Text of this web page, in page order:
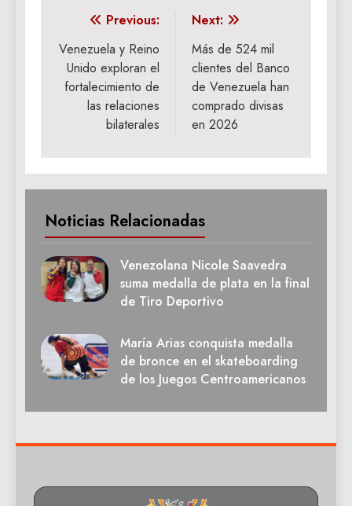
Navegación
de
entradas
Previous:
Venezuela y Reino
Unido exploran el
fortalecimiento de
las relaciones
bilaterales
Next:
Más de 524 mil
clientes del Banco
de Venezuela han
comprado divisas
en 2026
Noticias Relacionadas
Venezolana Nicole Saavedra
suma medalla de plata en la final
de Tiro Deportivo
María Arias conquista medalla
de bronce en el skateboarding
de los Juegos Centroamericanos